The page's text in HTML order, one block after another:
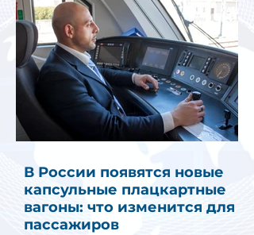
В России появятся новые
капсульные плацкартные
вагоны: что изменится для
пассажиров